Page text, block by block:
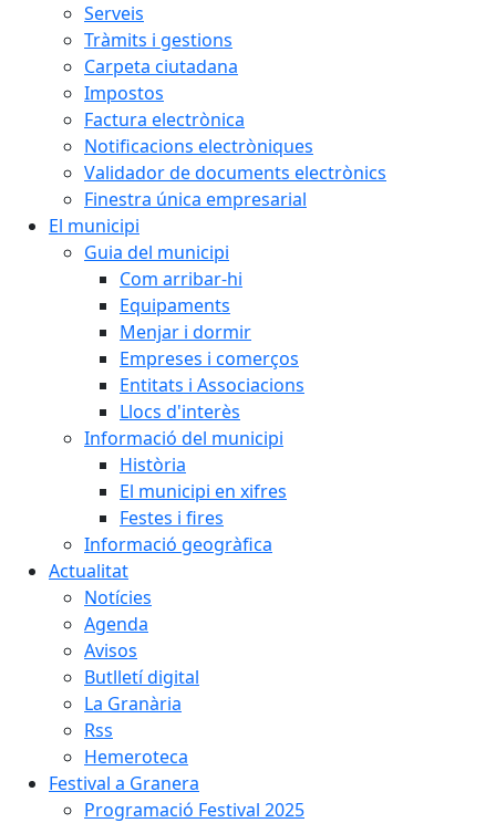
Serveis
Tràmits i gestions
Carpeta ciutadana
Impostos
Factura electrònica
Notificacions electròniques
Validador de documents electrònics
Finestra única empresarial
El municipi
Guia del municipi
Com arribar-hi
Equipaments
Menjar i dormir
Empreses i comerços
Entitats i Associacions
Llocs d'interès
Informació del municipi
Història
El municipi en xifres
Festes i fires
Informació geogràfica
Actualitat
Notícies
Agenda
Avisos
Butlletí digital
La Granària
Rss
Hemeroteca
Festival a Granera
Programació Festival 2025